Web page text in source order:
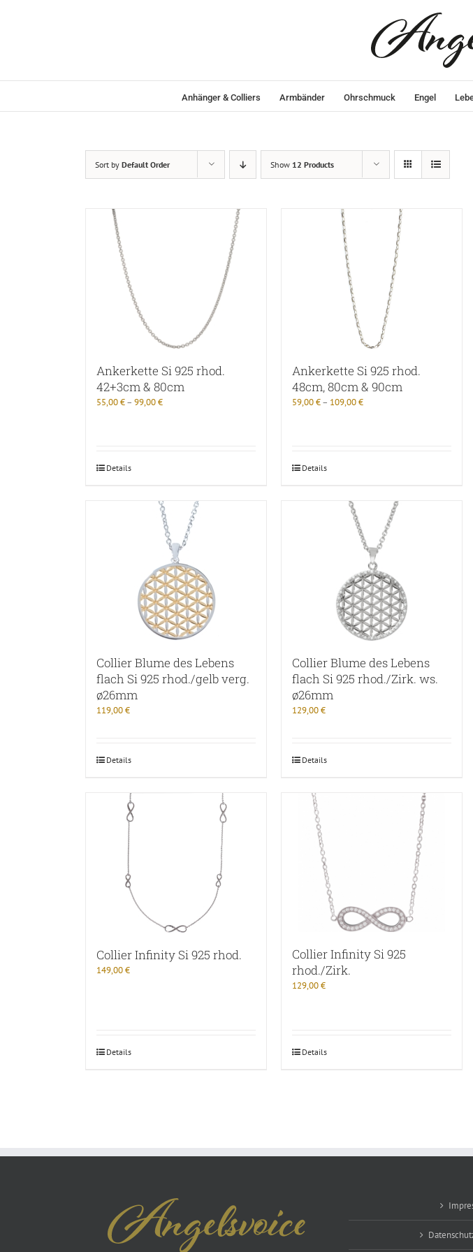
Anhänger & Colliers Armbänder Ohrschmuck Engel
Sort by Default Order Show 12 Products
Ankerkette Si 925 rhod.
42+3cm & 80cm
55,00€– 99,00€
Details
Ankerkette Si 925 rhod.
48cm, 80cm & 90cm
59,00€– 109,00€
Details
Collier Blume des Lebens
flach Si 925 rhod./gelb verg.
ø26mm
119,00€
Details
Collier Blume des Lebens
flach Si 925 rhod./Zirk. ws.
ø26mm
129,00€
Details
Collier Infinity Si 925 rhod.
149,00€
Details
Collier Infinity Si 925
rhod./Zirk.
129,00€
Details